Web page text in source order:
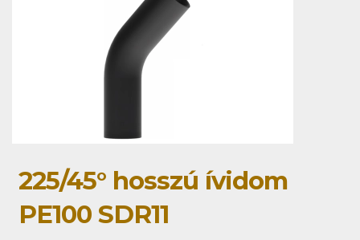
225/45° hosszú ívidom
PE100 SDR11